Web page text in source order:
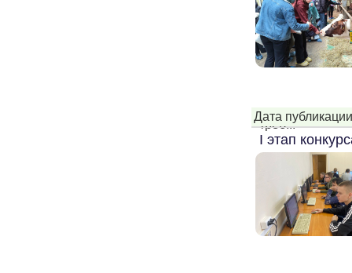
треб...
Дата
I этап